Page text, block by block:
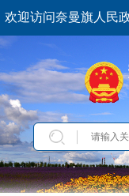
欢迎访问奈曼旗人民